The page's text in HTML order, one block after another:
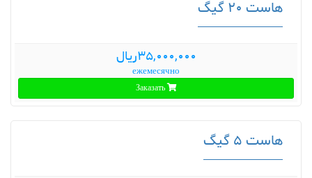
هاست 20 گیگ
35,000,000ریال
ежемесячно
Заказать
هاست 5 گیگ